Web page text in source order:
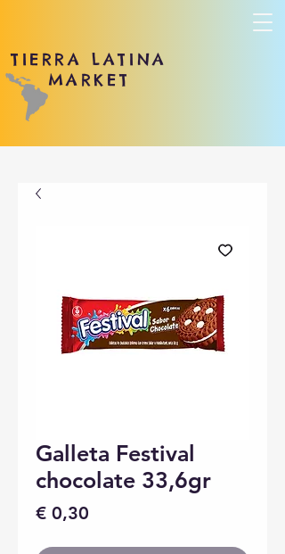
TIERRA LATINA
MARKET
Galleta Festival
chocolate 33,6gr
€ 0,30